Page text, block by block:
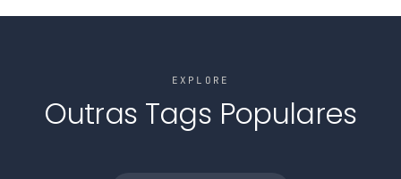
EXPLORE
Outras Tags Populares